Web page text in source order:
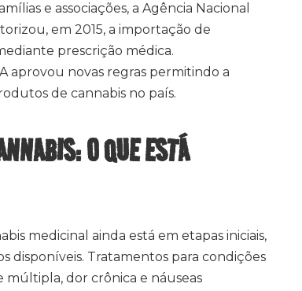
e associações, a Agência Nacional
em 2015, a importação de
prescrição médica.
aprovou novas regras permitindo a
de cannabis no país.
O QUE ESTÁ
medicinal ainda está em etapas iniciais,
disponíveis. Tratamentos para condições
múltipla, dor crônica e náuseas